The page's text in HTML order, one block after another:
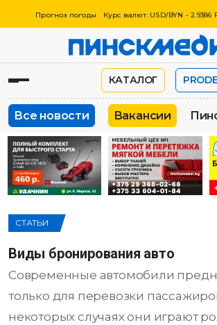
Прогноз погоды Курс валют: USD/BYN - 2.9386
КАТАЛОГ
Все новости Вакансии
СТАТЬИ
Виды бронирования авто
Современные автомобили
только для перевозки
некоторых случаях они играют